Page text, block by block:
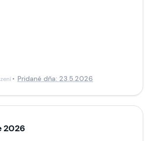
Pridané dňa: 23.5.2026
2026